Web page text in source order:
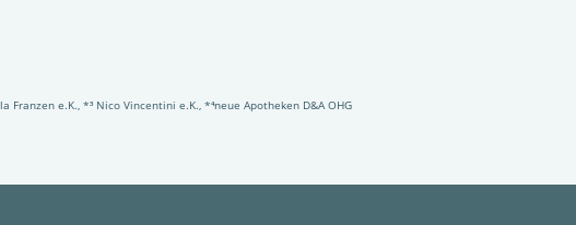
Franzen e.K., *³ Nico Vincentini e.K., *⁴neue Apotheken D&A OHG